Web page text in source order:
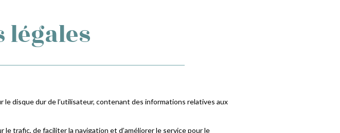
légales
disque dur de l’utilisateur, contenant des informations relatives aux
trafic, de faciliter la navigation et d’améliorer le service pour le